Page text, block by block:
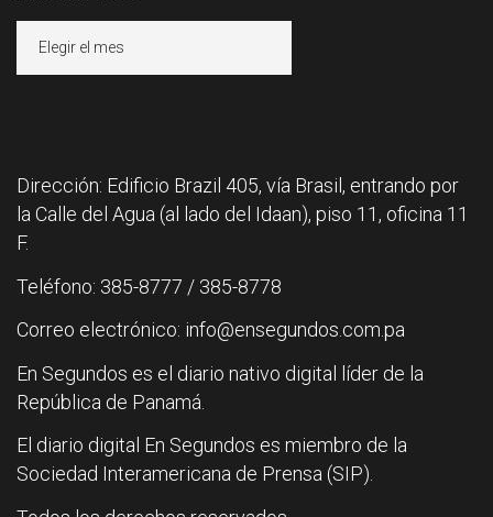
Dirección: Edificio Brazil 405, vía Brasil, entrando por
la Calle del Agua (al lado del Idaan), piso 11, oficina 11
F.
Teléfono: 385-8777 / 385-8778
Correo electrónico: info@ensegundos.com.pa
En Segundos es el diario nativo digital líder de la
República de Panamá.
El diario digital En Segundos es miembro de la
Sociedad Interamericana de Prensa (SIP).